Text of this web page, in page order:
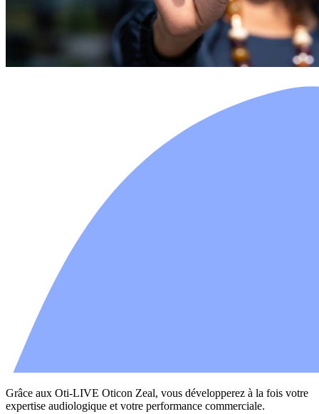
Grâce aux Oti-LIVE Oticon Zeal, vous développerez à la fois votre
expertise audiologique et votre performance commerciale.